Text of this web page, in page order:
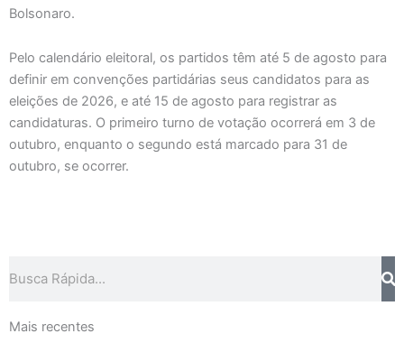
Bolsonaro.
Pelo calendário eleitoral, os partidos têm até 5 de agosto para
definir em convenções partidárias seus candidatos para as
eleições de 2026, e até 15 de agosto para registrar as
candidaturas. O primeiro turno de votação ocorrerá em 3 de
outubro, enquanto o segundo está marcado para 31 de
outubro, se ocorrer.
Mais recentes